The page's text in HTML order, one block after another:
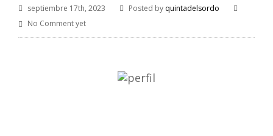
septiembre 17th, 2023 Posted by quintadelsordo
No Comment yet